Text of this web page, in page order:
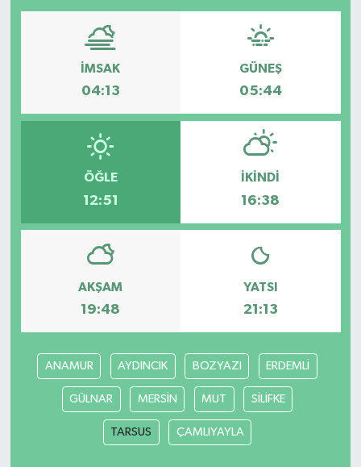
İMSAK
04:13
GÜNEŞ
05:44
ÖĞLE
12:51
İKINDI
16:38
AKŞAM
19:48
YATSI
21:13
ANAMUR AYDINCIK BOZYAZI ERDEMLİ
GÜLNAR MERSİN MUT SİLİFKE
TARSUS ÇAMLIYAYLA